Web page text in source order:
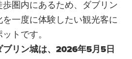
圏内にあるため、ダブリン
一度に体験したい観光客に
トです。
ブリン城は、2026年5月5日